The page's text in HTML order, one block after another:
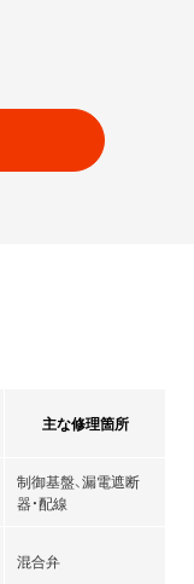
主な修理箇所
制御基盤、漏電遮断
器・配線
混合弁